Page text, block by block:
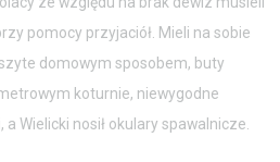
pomocy przyjaciół. Mieli na sobie
domowym sposobem, buty
koturnie, niewygodne
Wielicki nosił okulary spawalnicze.